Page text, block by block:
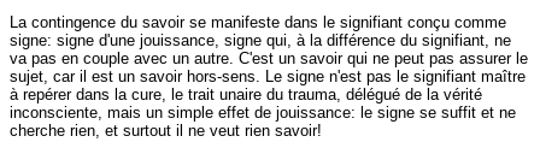
La contingence du savoir se manifeste dans le signifiant conçu comme
signe: signe d'une jouissance, signe qui, à la différence du signifiant, ne
va pas en couple avec un autre. C'est un savoir qui ne peut pas assurer le
sujet, car il est un savoir hors-sens. Le signe n'est pas le signifiant maître
à repérer dans la cure, le trait unaire du trauma, délégué de la vérité
inconsciente, mais un simple effet de jouissance: le signe se suffit et ne
cherche rien, et surtout il ne veut rien savoir!